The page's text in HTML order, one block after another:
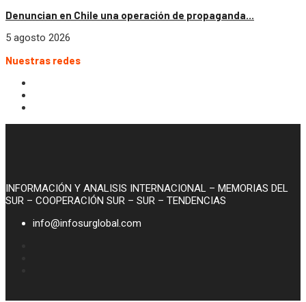
Denuncian en Chile una operación de propaganda...
5 agosto 2026
Nuestras redes
INFORMACIÓN Y ANALISIS INTERNACIONAL – MEMORIAS DEL
SUR – COOPERACIÓN SUR – SUR – TENDENCIAS
info@infosurglobal.com